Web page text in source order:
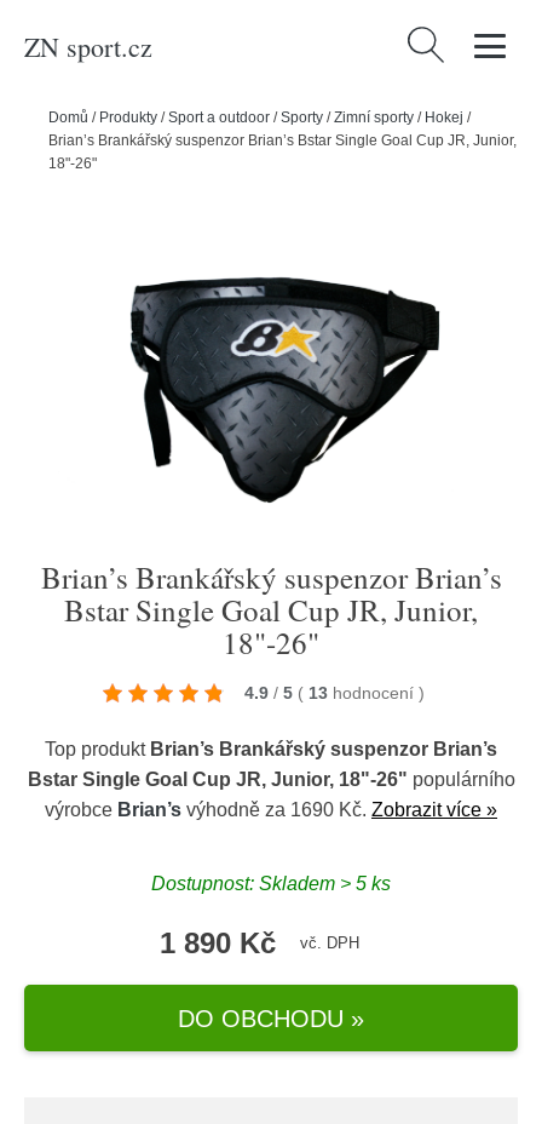
ZN sport.cz Vyhledávání
Domů / Produkty /Sport a outdoor /Sporty /Zimní sporty / Hokej /
Brian’s Brankářský suspenzor Brian’s Bstar Single Goal Cup JR, Junior,
18"-26"
Brian’s Brankářský suspenzor Brian’s
Bstar Single Goal Cup JR, Junior,
18"-26"
4.9 / 5 ( 13 hodnocení )
Top produkt Brian’s Brankářský suspenzor Brian’s
Bstar Single Goal Cup JR, Junior, 18"-26" populárního
výrobce Brian’s výhodně za 1690 Kč. Zobrazit více »
Dostupnost: Skladem > 5 ks
1 890 Kč vč. DPH
DO OBCHODU »